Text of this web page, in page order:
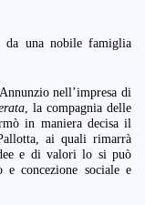
da una nobile famiglia
nell’impresa di
, la compagnia delle
in maniera decisa il
ai quali rimarrà
e di valori lo si può
e concezione sociale e